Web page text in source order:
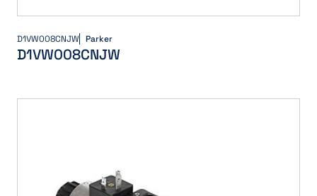
D1VW008CNJW Parker
D1VW008CNJW